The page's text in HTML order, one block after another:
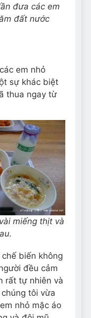
đưa các em
đất nước
em nhỏ
sự khác biệt
thua ngay từ
miếng thịt và
biến không
đều cảm
rất tự nhiên và
tôi vừa
nhỏ mặc áo